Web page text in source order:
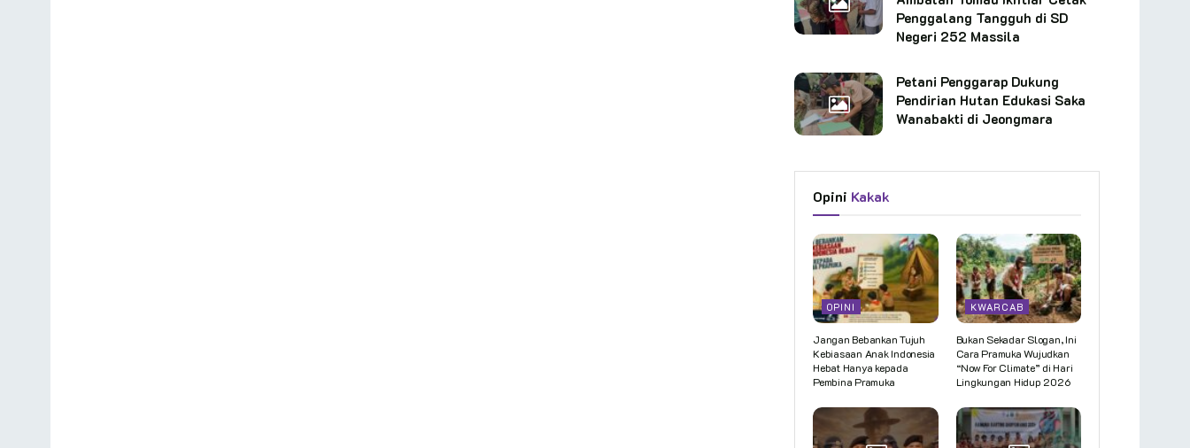
Penggalang Tangguh di SD
Negeri 252 Massila
Petani Penggarap Dukung
Pendirian Hutan Edukasi Saka
Wanabakti di Jeongmara
Opini Kakak
OPINI
Jangan Bebankan Tujuh
Kebiasaan Anak Indonesia
Hebat Hanya kepada
Pembina Pramuka
KWARCAB
Bukan Sekadar Slogan, Ini
Cara Pramuka Wujudkan
“Now For Climate” di Hari
Lingkungan Hidup 2026